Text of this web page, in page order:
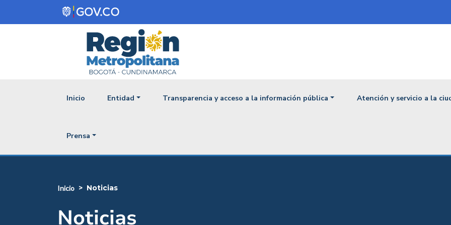
Pasar al contenido principal
Navegación principal
Inicio Entidad Transparencia y acceso a la información pública Atención y servicio a la
Prensa
inicio noticias
Noticias